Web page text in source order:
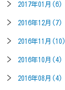
2017年01月(6)
2016年12月(7)
2016年11月(10)
2016年10月(4)
2016年08月(4)